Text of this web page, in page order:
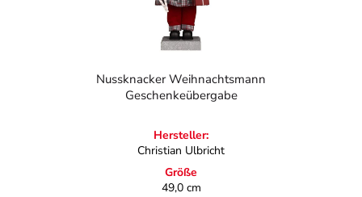
Nussknacker Weihnachtsmann
Geschenkeübergabe
Hersteller:
Christian Ulbricht
Größe
49,0 cm